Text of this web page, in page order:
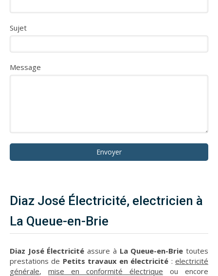
Sujet
Message
Envoyer
Diaz José Électricité, electricien à
La Queue-en-Brie
Diaz José Électricité assure à La Queue-en-Brie toutes
prestations de Petits travaux en électricité :electricité
générale, mise en conformité électrique ou encore